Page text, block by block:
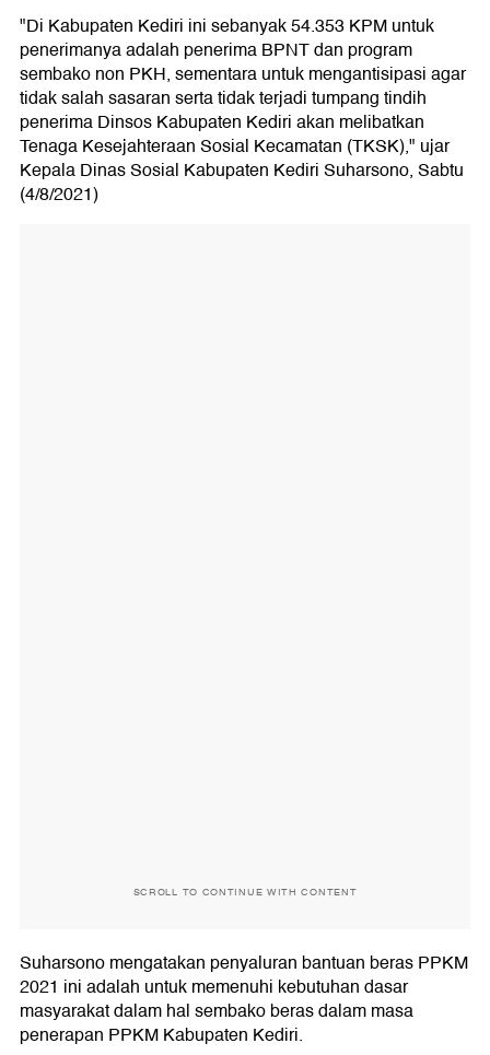
"Di Kabupaten Kediri ini sebanyak 54.353 KPM untuk
penerimanya adalah penerima BPNT dan program
sembako non PKH, sementara untuk mengantisipasi agar
tidak salah sasaran serta tidak terjadi tumpang tindih
penerima Dinsos Kabupaten Kediri akan melibatkan
Tenaga Kesejahteraan Sosial Kecamatan (TKSK)," ujar
Kepala Dinas Sosial Kabupaten Kediri Suharsono, Sabtu
(4/8/2021)
SCROLL TO CONTINUE WITH CONTENT
Suharsono mengatakan penyaluran bantuan beras PPKM
2021 ini adalah untuk memenuhi kebutuhan dasar
masyarakat dalam hal sembako beras dalam masa
penerapan PPKM Kabupaten Kediri.